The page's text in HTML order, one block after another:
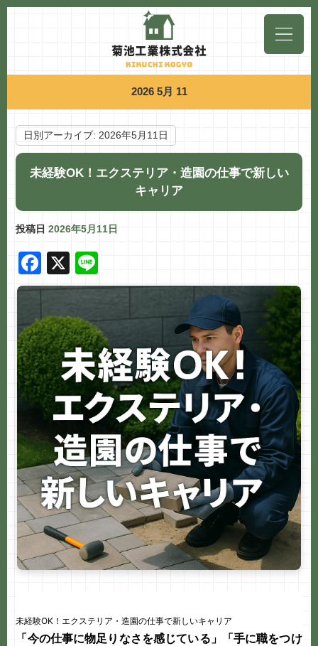
2026 5月 11
日別アーカイブ: 2026年5月11日
未経験OK！エクステリア・造園の仕事で新しい
キャリア
投稿日 2026年5月11日
F
a
e
b
o
o
k
X
n
未経験OK！エクステリア・造園の仕事で新しいキャリア
「今の仕事に物足りなさを感じている」「手に職をつけ